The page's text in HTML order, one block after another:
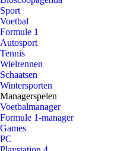
Sport
Voetbal
Formule 1
Autosport
Tennis
Wielrennen
Schaatsen
Wintersporten
Managerspelen
Voetbalmanager
Formule 1-manager
Games
PC